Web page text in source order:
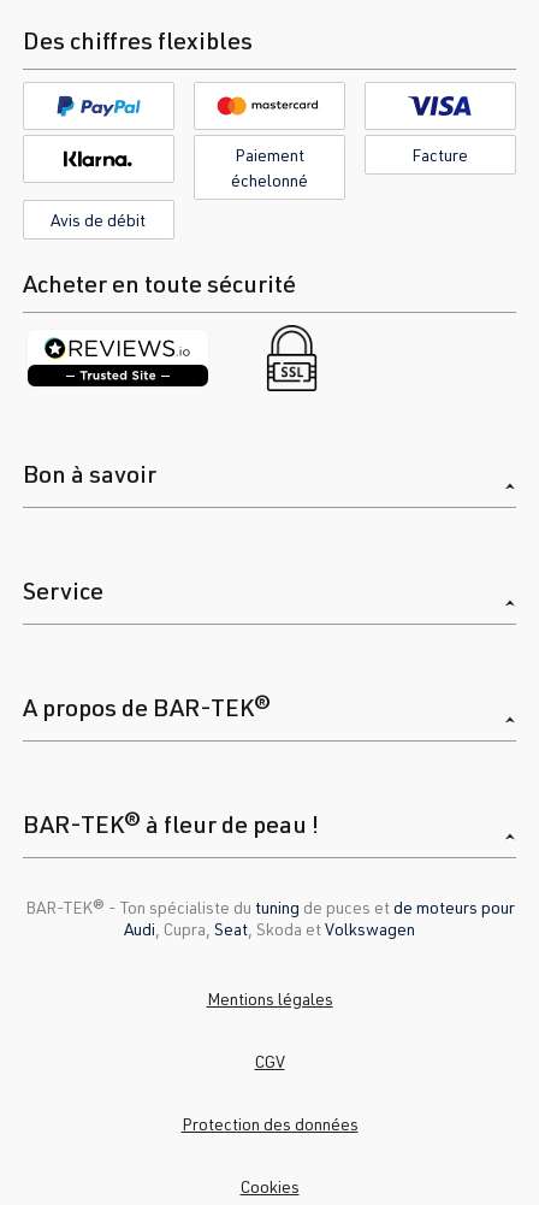
Des chiffres flexibles
Paiement
échelonné
Facture
Avis de débit
Acheter en toute sécurité
Bon à savoir
Service
A propos de BAR-TEK®
BAR-TEK® à fleur de peau !
BAR-TEK®️ - Ton spécialiste du tuning de puces etde moteurs pour
Audi , Cupra, Seat , Skoda etVolkswagen
Mentions légales
CGV
Protection des données
Cookies